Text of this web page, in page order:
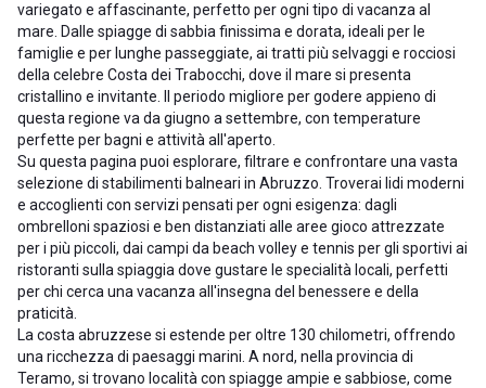
variegato e affascinante, perfetto per ogni tipo di vacanza al
mare. Dalle spiagge di sabbia finissima e dorata, ideali per le
famiglie e per lunghe passeggiate, ai tratti più selvaggi e rocciosi
della celebre Costa dei Trabocchi, dove il mare si presenta
cristallino e invitante. Il periodo migliore per godere appieno di
questa regione va da giugno a settembre, con temperature
perfette per bagni e attività all'aperto.
Su questa pagina puoi esplorare, filtrare e confrontare una vasta
selezione di stabilimenti balneari in Abruzzo. Troverai lidi moderni
e accoglienti con servizi pensati per ogni esigenza: dagli
ombrelloni spaziosi e ben distanziati alle aree gioco attrezzate
per i più piccoli, dai campi da beach volley e tennis per gli sportivi ai
ristoranti sulla spiaggia dove gustare le specialità locali, perfetti
per chi cerca una vacanza all'insegna del benessere e della
praticità.
La costa abruzzese si estende per oltre 130 chilometri, offrendo
una ricchezza di paesaggi marini. A nord, nella provincia di
Teramo, si trovano località con spiagge ampie e sabbiose, come